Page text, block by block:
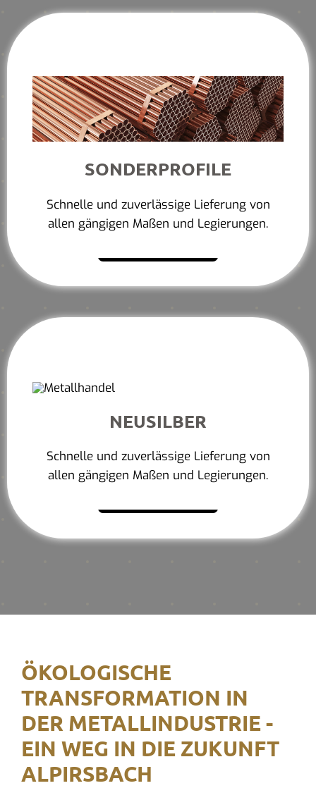
SONDERPROFILE
Schnelle und zuverlässige Lieferung von
allen gängigen Maßen und Legierungen.
NEUSILBER
Schnelle und zuverlässige Lieferung von
allen gängigen Maßen und Legierungen.
ÖKOLOGISCHE
TRANSFORMATION IN
DER METALLINDUSTRIE -
EIN WEG IN DIE ZUKUNFT
ALPIRSBACH